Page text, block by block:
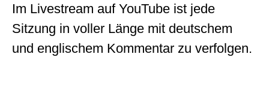
Im Livestream auf YouTube ist jede
Sitzung in voller Länge mit deutschem
und englischem Kommentar zu verfolgen.